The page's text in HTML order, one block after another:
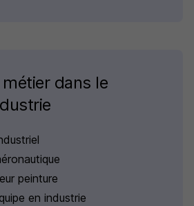
dans le
peinture
en industrie